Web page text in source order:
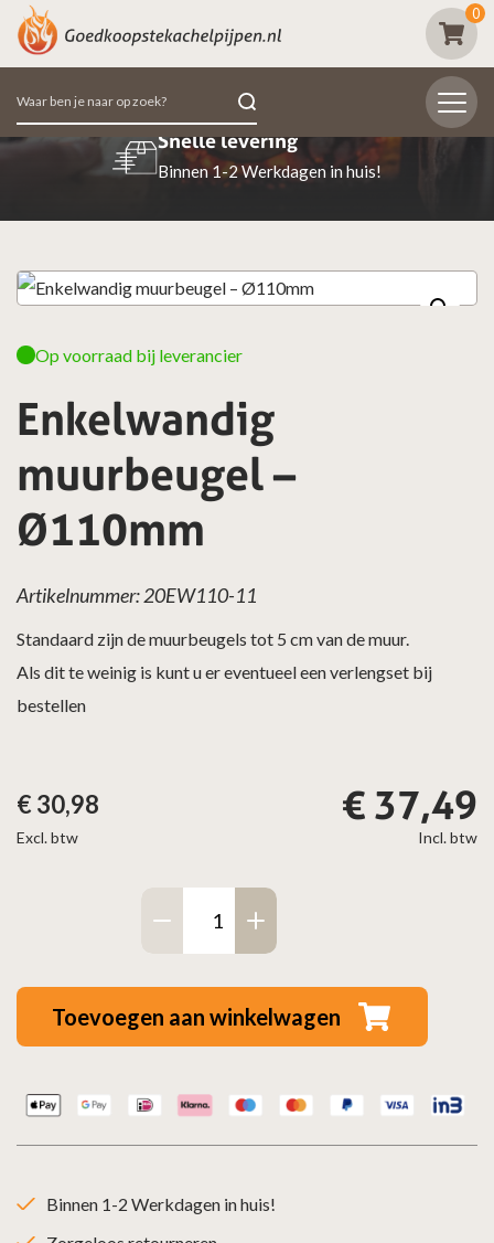
0
Zoeken
naar:
levering
1-2 Werkdagen in huis!
Beoordeeld
98% van de
Enkelwandig
muurbeugel –
Ø110mm
Op voorraad bij leverancier
Incl. btw
€ 37,49
Excl. btw
€30,98
Artikelnummer: 20EW110-11
Standaard zijn de muurbeugels tot 5 cm van de muur.
Als dit te weinig is kunt u er eventueel een verlengset bij
bestellen
muurbeugel
Toevoegen aan winkelwagen
Binnen 1-2 Werkdagen in huis!